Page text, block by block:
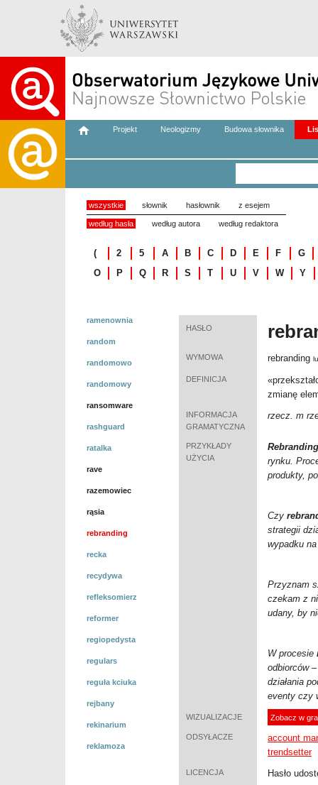
Projekt Neologizmy Budowa słownika
wszystkie słownik hasłownik z esejem
według hasła według autora według redaktora
( 2 5 A B C D E F
G
O
P Q R S T U V W Y
ramenownia
random
randomowo
randomowy
ransomware
rashguard
ratalka
rave
razemowiec
rąsia
rebranding
recka
recydywa
refleksomierz
reformer
regiopedysta
regulars
reguła kciuka
rejbany
rekinarium
reklamoza
HASŁO
WYMOWA rebranding
DEFINICJA
zmianę
INFORMACJA
GRAMATYCZNA
rzecz. m
PRZYKŁADY
UŻYCIA
Rebranding
rynku.
produkty,
Czy
strategii
wypadku
Przyznam
czekam z
udany, by
W procesie
odbiorców
działania
eventy czy
WIZUALIZACJE Zobacz w
ODSYŁACZE
account
trendsetter
LICENCJA Hasło